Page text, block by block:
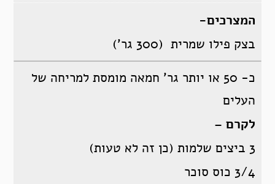
המצרכים-
בצק פילו שמרית (300 גר’)
כ- 50 או יותר גר’ חמאה מומסת למריחה של
העלים
לקרם –
3 ביצים שלמות (כן זה לא טעות)
3/4 כוס סוכר